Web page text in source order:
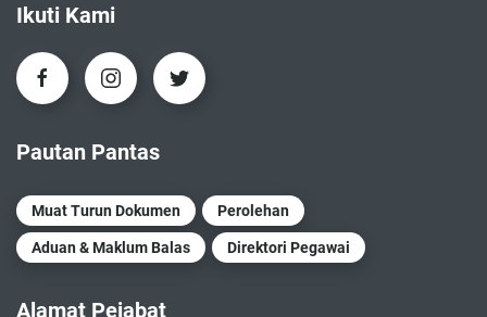
Ikuti Kami
Pautan Pantas
Muat Turun Dokumen Perolehan
Aduan & Maklum Balas Direktori Pegawai
Alamat Pejabat